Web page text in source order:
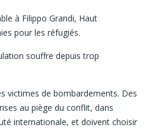
à Filippo Grandi, Haut
pour les réfugiés.
souffre depuis trop
victimes de bombardements. Des
au piège du conflit, dans
internationale, et doivent choisir